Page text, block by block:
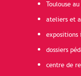
Toulouse
ateliers et
expositions
dossiers
centre de